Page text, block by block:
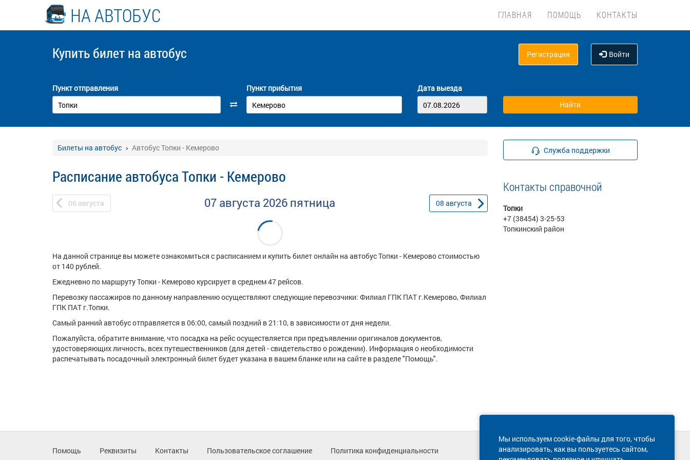
НА АВТОБУС ГЛАВНАЯ ПОМОЩЬ КОНТАКТЫ
Купить билет на автобус Регистрация Войти
Пункт отправления Пункт прибытия Дата выезда
Билеты на автобус Автобус Топки - Кемерово
Расписание автобуса Топки - Кемерово
06 августа 07 августа 2026 пятница 08 августа
На данной странице вы можете ознакомиться с расписанием и купить билет онлайн на автобус Топки - Кемерово стоимостью
от 140 рублей.
Ежедневно по маршруту Топки - Кемерово курсирует в среднем 47 рейсов.
Перевозку пассажиров по данному направлению осуществляют следующие перевозчики: Филиал ГПК ПАТ г.Кемерово, Филиал
ГПК ПАТ г.Топки.
Самый ранний автобус отправляется в 06:00, самый поздний в 21:10, в зависимости от дня недели.
Пожалуйста, обратите внимание, что посадка на рейс осуществляется при предъявлении оригиналов документов,
удостоверяющих личность, всех путешественников (для детей - свидетельство о рождении). Информация о необходимости
распечатывать посадочный электронный билет будет указана в вашем бланке или на сайте в разделе "Помощь".
Служба поддержки
Контакты справочной
Топки
+7 (38454) 3-25-53
Топкинский район
Мы используем cookie-файлы для того, чтобы
анализировать, как вы пользуетесь сайтом,
Помощь Реквизиты Контакты Пользовательское соглашение Политика конфиденциальности Техническая поддержка сайта